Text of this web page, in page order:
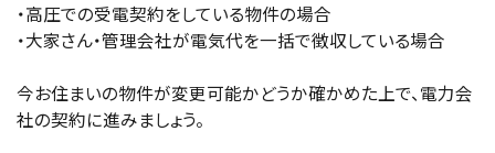
・高圧での受電契約をしている物件の場合
・大家さん・管理会社が電気代を一括で徴収している場合
今お住まいの物件が変更可能かどうか確かめた上で、電力会
社の契約に進みましょう。